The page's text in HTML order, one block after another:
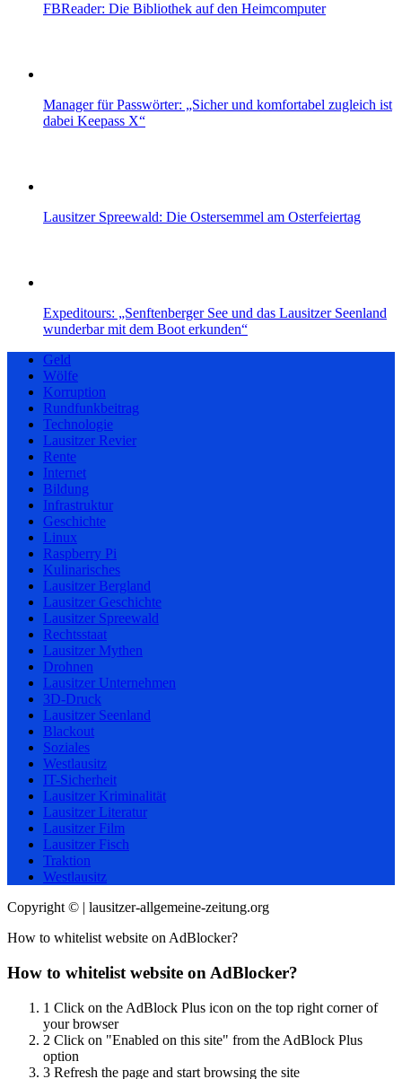
FBReader: Die Bibliothek auf den Heimcomputer
Manager für Passwörter: „Sicher und komfortabel zugleich ist
dabei Keepass X“
Lausitzer Spreewald: Die Ostersemmel am Osterfeiertag
Expeditours: „Senftenberger See und das Lausitzer Seenland
wunderbar mit dem Boot erkunden“
Geld
Wölfe
Korruption
Rundfunkbeitrag
Technologie
Lausitzer Revier
Rente
Internet
Bildung
Infrastruktur
Geschichte
Linux
Raspberry Pi
Kulinarisches
Lausitzer Bergland
Lausitzer Geschichte
Lausitzer Spreewald
Rechtsstaat
Lausitzer Mythen
Drohnen
Lausitzer Unternehmen
3D-Druck
Lausitzer Seenland
Blackout
Soziales
Westlausitz
IT-Sicherheit
Lausitzer Kriminalität
Lausitzer Literatur
Lausitzer Film
Lausitzer Fisch
Traktion
Westlausitz
Copyright © | lausitzer-allgemeine-zeitung.org
How to whitelist website on AdBlocker?
How to whitelist website on AdBlocker?
1 Click on the AdBlock Plus icon on the top right corner of
your browser
2 Click on "Enabled on this site" from the AdBlock Plus
option
3 Refresh the page and start browsing the site